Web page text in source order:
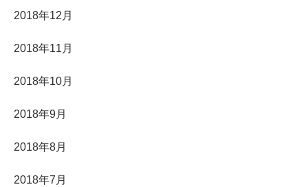
2018年12月
2018年11月
2018年10月
2018年9月
2018年8月
2018年7月